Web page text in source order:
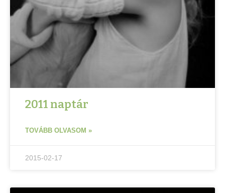
2011 naptár
TOVÁBB OLVASOM »
2015-02-17